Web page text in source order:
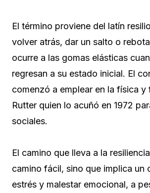
El término proviene del latín
volver atrás, dar un salto o
ocurre a las gomas elásticas
regresan a su estado inicial. El
comenzó a emplear en la física y
Rutter quien lo acuñó en 1972
sociales.
El camino que lleva a la
camino fácil, sino que implica un
estrés y malestar emocional, a